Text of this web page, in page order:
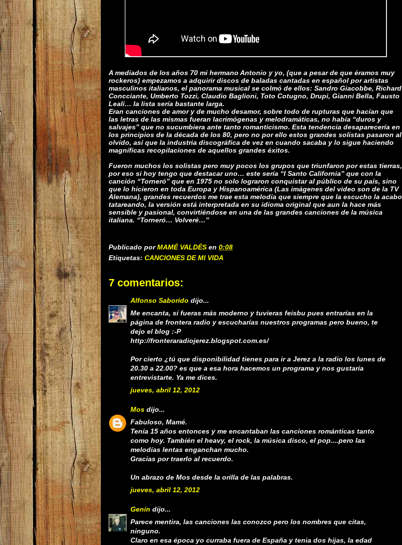
A mediados de los años 70 mi hermano Antonio y yo, (que a pesar de que éramos muy
rockeros) empezamos a adquirir discos de baladas cantadas en español por artistas
masculinos italianos, el panorama musical se colmó de ellos: Sandro Giacobbe, Richard
Concciante, Umberto Tozzi, Claudio Baglioni, Toto Cotugno, Drupi, Gianni Bella, Fausto
Leali… la lista sería bastante larga.
Eran canciones de amor y de mucho desamor, sobre todo de rupturas que hacían que
las letras de las mismas fueran lacrimógenas y melodramáticas, no había “duros y
salvajes” que no sucumbiera ante tanto romanticismo. Esta tendencia desaparecería en
los principios de la década de los 80, pero no por ello estos grandes solistas pasaron al
olvido, así que la industria discográfica de vez en cuando sacaba y lo sigue haciendo
magníficas recopilaciones de aquellos grandes éxitos.
Fueron muchos los solistas pero muy pocos los grupos que triunfaron por estas tierras,
por eso si hoy tengo que destacar uno… este sería “I Santo California” que con la
canción “Torneró” que en 1975 no solo lograron conquistar al público de su país, sino
que lo hicieron en toda Europa y Hispanoamérica (Las imágenes del video son de la TV
Alemana), grandes recuerdos me trae esta melodía que siempre que la escucho la acabo
tatareando, la versión está interpretada en su idioma original que aun la hace más
sensible y pasional, convirtiéndose en una de las grandes canciones de la música
italiana. “Torneró… Volveré…”
Publicado porMAMÉ VALDÉS en 0:08
Etiquetas: CANCIONES DE MI VIDA
7 comentarios:
Alfonso Saborido dijo...
Me encanta, si fueras más moderno y tuvieras feisbu pues entrarías en la
página de frontera radio y escucharías nuestros programas pero bueno, te
dejo el blog :-P
http://fronteraradiojerez.blogspot.com.es/
Por cierto ¿tú que disponibilidad tienes para ir a Jerez a la radio los lunes de
20.30 a 22.00? es que a esa hora hacemos un programa y nos gustaría
entrevistarte. Ya me dices.
jueves, abril 12, 2012
Mos dijo...
Fabuloso, Mamé.
Tenía 15 años entonces y me encantaban las canciones románticas tanto
como hoy. También el heavy, el rock, la música disco, el pop....pero las
melodías lentas enganchan mucho.
Gracias por traerlo al recuerdo.
Un abrazo de Mos desde la orilla de las palabras.
jueves, abril 12, 2012
Genín dijo...
Parece mentira, las canciones las conozco pero los nombres que citas,
ninguno.
Claro en esa época yo curraba fuera de España y tenia dos hijas, la edad